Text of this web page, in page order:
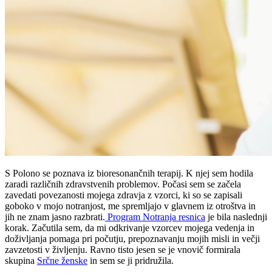
S Polono se poznava iz bioresonančnih terapij. K njej sem hodila
zaradi različnih zdravstvenih problemov. Počasi sem se začela
zavedati povezanosti mojega zdravja z vzorci, ki so se zapisali
goboko v mojo notranjost, me spremljajo v glavnem iz otroštva in
jih ne znam jasno razbrati. Program Notranja resnica je bila naslednji
korak. Začutila sem, da mi odkrivanje vzorcev mojega vedenja in
doživljanja pomaga pri počutju, prepoznavanju mojih misli in večji
zavzetosti v življenju. Ravno tisto jesen se je vnovič formirala
skupina Srčne ženske in sem se ji pridružila.